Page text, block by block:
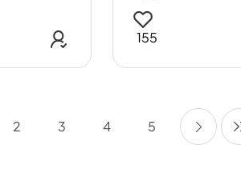
관심 작품 추가155
2 3 4 5 다음